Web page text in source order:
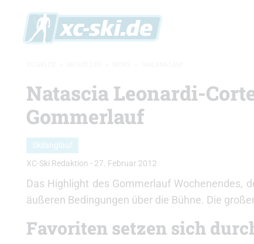
Natascia Leonardi-
Gommerlauf
Skilanglauf
XC-Ski Redaktion - 27. Februar 2012
Das Highlight des Gommerlauf Wochenendes,
äußeren Bedingungen über die Bühne. Die
Favoriten setzen sich